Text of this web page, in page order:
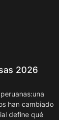
2026
han cambiado
define qué